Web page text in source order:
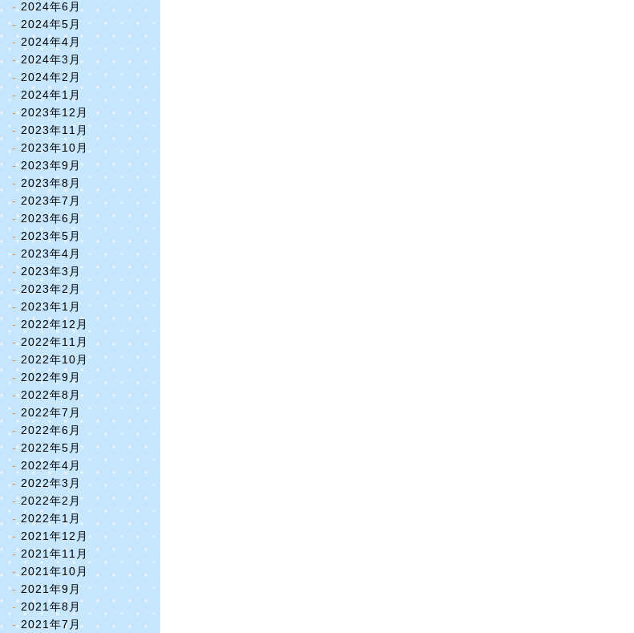
2024年6月
2024年5月
2024年4月
2024年3月
2024年2月
2024年1月
2023年12月
2023年11月
2023年10月
2023年9月
2023年8月
2023年7月
2023年6月
2023年5月
2023年4月
2023年3月
2023年2月
2023年1月
2022年12月
2022年11月
2022年10月
2022年9月
2022年8月
2022年7月
2022年6月
2022年5月
2022年4月
2022年3月
2022年2月
2022年1月
2021年12月
2021年11月
2021年10月
2021年9月
2021年8月
2021年7月